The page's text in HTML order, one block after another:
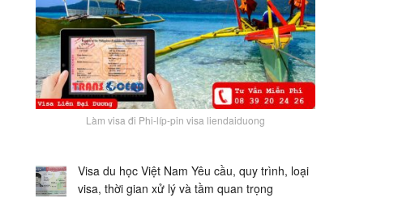
Làm visa đi Phi-líp-pin visa liendaiduong
Visa du học Việt Nam Yêu cầu, quy trình, loại
visa, thời gian xử lý và tầm quan trọng